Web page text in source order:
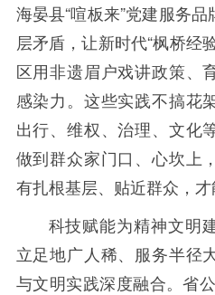
海晏县“喧板来”党建服务
层矛盾，让新时代“枫桥经
区用非遗眉户戏讲政策、
感染力。这些实践不搞花
出行、维权、治理、文化
做到群众家门口、心坎上
有扎根基层、贴近群众，才
科技赋能为精神文明
立足地广人稀、服务半径
与文明实践深度融合。省